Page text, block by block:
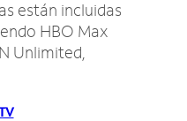
están incluidas
HBO Max
Unlimited,